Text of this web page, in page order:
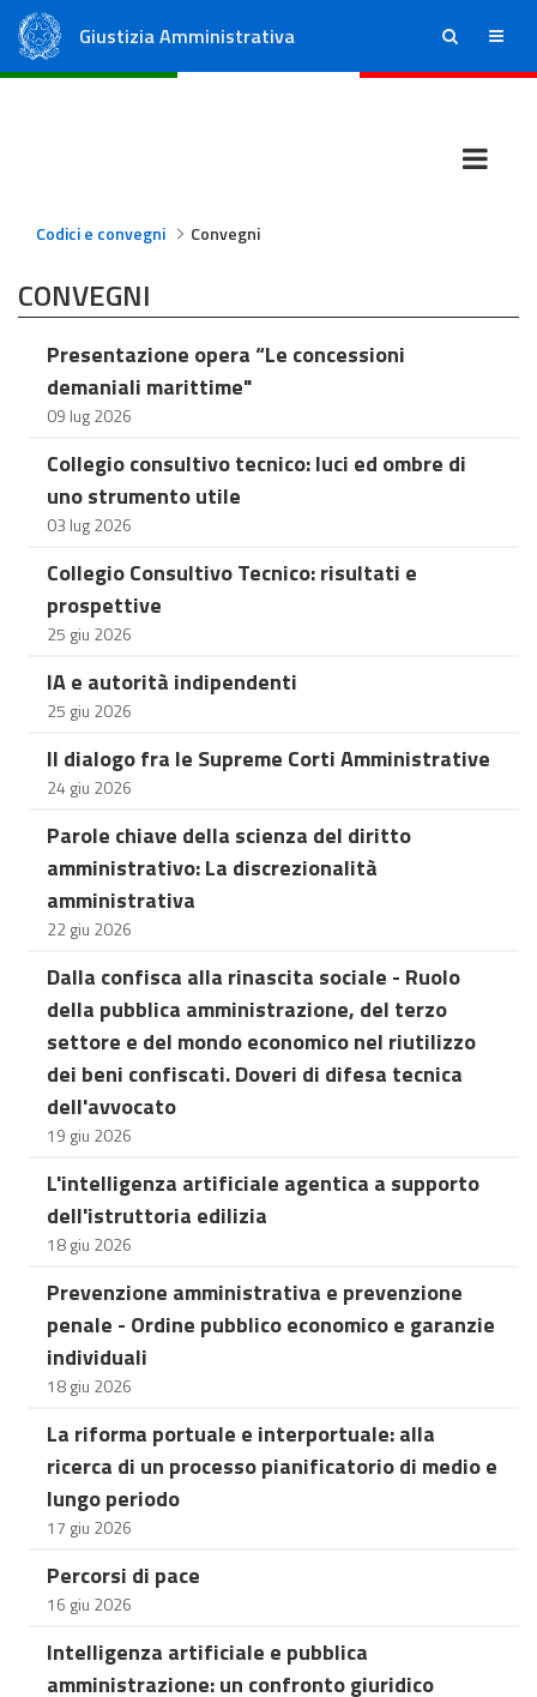
Giustizia Amministrativa ricerca menu
Codici e convegni Convegni
CONVEGNI
Presentazione opera “Le concessioni
demaniali marittime"
09 lug 2026
Collegio consultivo tecnico: luci ed ombre di
uno strumento utile
03 lug 2026
Collegio Consultivo Tecnico: risultati e
prospettive
25 giu 2026
IA e autorità indipendenti
25 giu 2026
Il dialogo fra le Supreme Corti Amministrative
24 giu 2026
Parole chiave della scienza del diritto
amministrativo: La discrezionalità
amministrativa
22 giu 2026
Dalla confisca alla rinascita sociale - Ruolo
della pubblica amministrazione, del terzo
settore e del mondo economico nel riutilizzo
dei beni confiscati. Doveri di difesa tecnica
dell'avvocato
19 giu 2026
L'intelligenza artificiale agentica a supporto
dell'istruttoria edilizia
18 giu 2026
Prevenzione amministrativa e prevenzione
penale - Ordine pubblico economico e garanzie
individuali
18 giu 2026
La riforma portuale e interportuale: alla
ricerca di un processo pianificatorio di medio e
lungo periodo
17 giu 2026
Percorsi di pace
16 giu 2026
Intelligenza artificiale e pubblica
amministrazione: un confronto giuridico